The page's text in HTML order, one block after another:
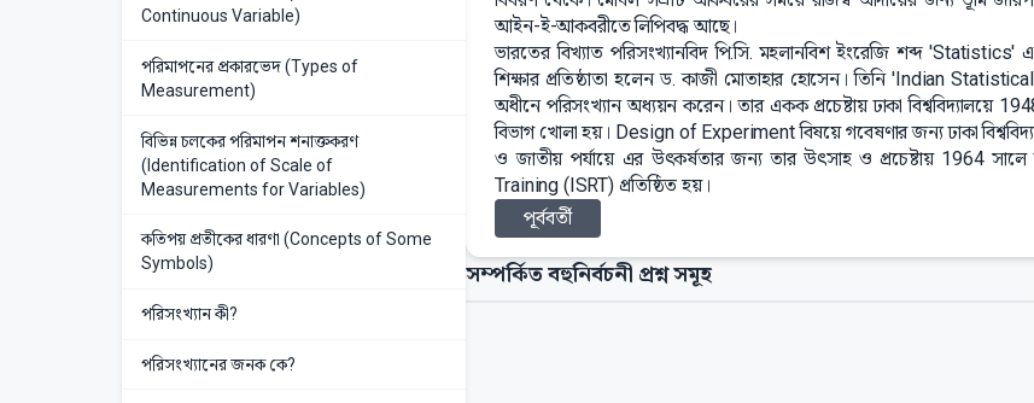
Continuous Variable)
পরিমাপনের প্রকারভেদ (Types of
Measurement)
বিভিন্ন চলকের পরিমাপন শনাক্তকরণ
(Identification of Scale of
Measurements for Variables)
কতিপয় প্রতীকের ধারণা (Concepts of Some
Symbols)
পরিসংখ্যান কী?
পরিসংখ্যানের জনক কে?
আইন-ই-আকবরীতে লিপিবদ্ধ আছে।
ভারতের বিখ্যাত পরিসংখ্যানবিদ পি.সি. মহলানবিশ ইংরেজি শব্দ 'Statistics'
শিক্ষার প্রতিষ্ঠাতা হলেন ড. কাজী মোতাহার হোসেন। তিনি 'Indian
অধীনে পরিসংখ্যান অধ্যয়ন করেন। তার একক প্রচেষ্টায় ঢাকা বিশ্ববিদ্যালয়ে
বিভাগ খোলা হয়। Design of Experiment বিষয়ে গবেষণার জন্য ঢাকা
ও জাতীয় পর্যায়ে এর উৎকর্ষতার জন্য তার উৎসাহ ও প্রচেষ্টায় 1964
Training (ISRT) প্রতিষ্ঠিত হয়।
পূর্ববর্তী
সম্পর্কিত বহুনির্বচনী প্রশ্ন সমূহ